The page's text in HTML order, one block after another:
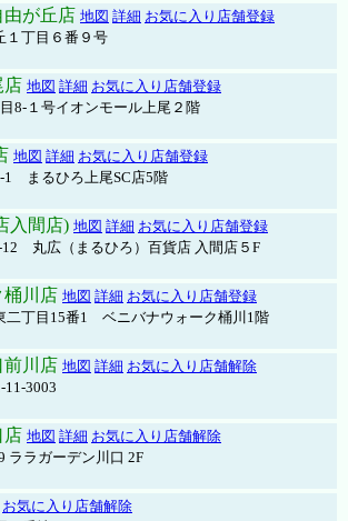
由が丘店 地図 詳細 お気に入り店舗登録
１丁目６番９号
店 地図 詳細 お気に入り店舗登録
8-１号イオンモール上尾２階
地図 詳細 お気に入り店舗登録
1 まるひろ上尾SC店5階
入間店) 地図 詳細 お気に入り店舗登録
12 丸広（まるひろ）百貨店 入間店５F
桶川店 地図 詳細 お気に入り店舗登録
二丁目15番1 ベニバナウォーク桶川1階
前川店 地図 詳細 お気に入り店舗解除
11-3003
店 地図 詳細 お気に入り店舗解除
ララガーデン川口 2F
お気に入り店舗解除